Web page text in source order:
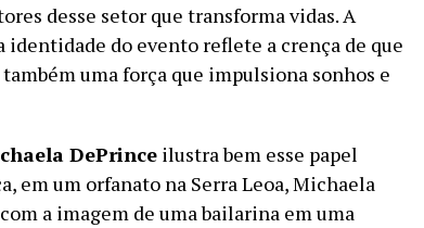
desse setor que transforma vidas. A
identidade do evento reflete a crença de que
uma força que impulsiona sonhos e
DePrince ilustra bem esse papel
em um orfanato na Serra Leoa, Michaela
a imagem de uma bailarina em uma